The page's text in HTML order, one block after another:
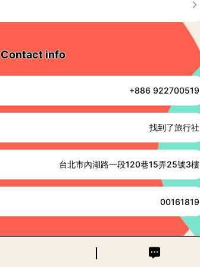
Contact info
+886 922700519
找到了旅行社
台北市內湖路一段120巷15弄25號3樓
00161819